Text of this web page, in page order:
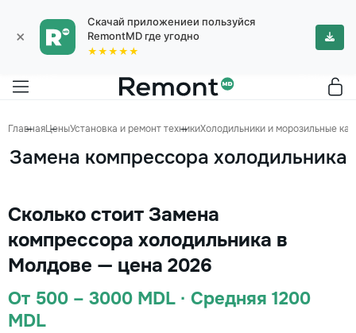
×
Скачай приложениеи пользуйся
RemontMD где угодно
★★★★★
ГлавнаяЦеныУстановка и ремонт техникиХолодильники и морозильные
Замена компрессора холодильника
Сколько стоит Замена
компрессора холодильника в
Молдове — цена 2026
От 500 – 3000 MDL · Средняя 1200
MDL